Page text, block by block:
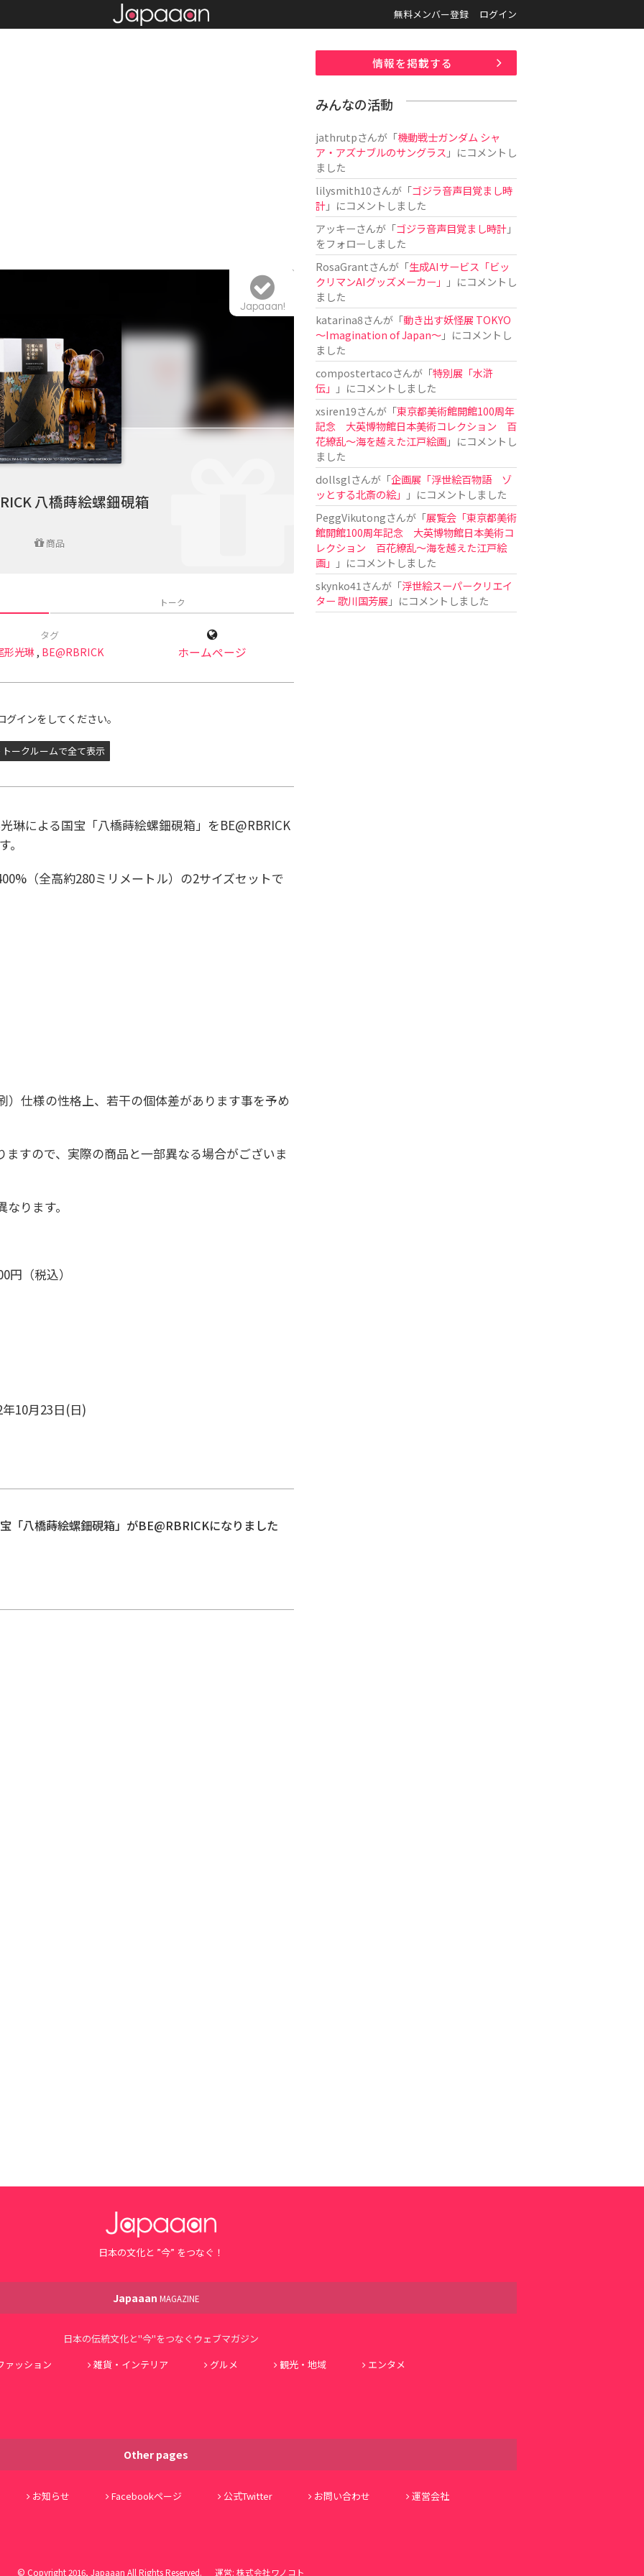
無料メンバー登録 ログイン
八橋蒔絵螺鈿硯箱
商品
Japaaan!
トーク
タグ
形光琳, BE@RBRICK ホームページ
インをしてください。
トークルームで全て表示
琳による国宝「八橋蒔絵螺鈿硯箱」をBE@RBRICK
（全高約280ミリメートル）の2サイズセットで
）仕様の性格上、若干の個体差があります事を予め
すので、実際の商品と一部異なる場合がございま
ります。
（税込）
10月23日(日)
「八橋蒔絵螺鈿硯箱」がBE@RBRICKになりました
情報を掲載する
みんなの活動
jathrutpさんが「機動戦士ガンダム シャ
ア・アズナブルのサングラス 」にコメントし
ました
lilysmith10さんが「ゴジラ音声目覚まし時
計」にコメントしました
アッキーさんが「ゴジラ音声目覚まし時計」
をフォローしました
RosaGrantさんが「生成AIサービス「ビッ
クリマンAIグッズメーカー」
」にコメントし
ました
katarina8さんが「動き出す妖怪展 TOKYO
〜Imagination of Japan〜」にコメントし
ました
compostertacoさんが「特別展「水滸
伝」
」にコメントしました
xsiren19さんが「東京都美術館開館100周年
記念 大英博物館日本美術コレクション 百
花繚乱～海を越えた江戸絵画」にコメントし
ました
dollsglさんが「企画展「浮世絵百物語 ゾ
ッとする北斎の絵」
」にコメントしました
PeggVikutongさんが「展覧会「東京都美術
館開館100周年記念 大英博物館日本美術コ
レクション 百花繚乱〜海を越えた江戸絵
画」
」にコメントしました
skynko41 さんが「浮世絵スーパークリエイ
ター 歌川国芳展 」にコメントしました
日本の文化と ”今” をつなぐ！
Japaaan MAGAZINE
日本の伝統文化と"今"をつなぐウェブマガジン
ァッション 雑貨・インテリア グルメ 観光・地域
エンタメ
Other pages
お知らせ Facebookページ 公式Twitter お問い合わせ 運営会社
© Copyright 2016, Japaaan All Rights Reserved. 運営: 株式会社ワノコト